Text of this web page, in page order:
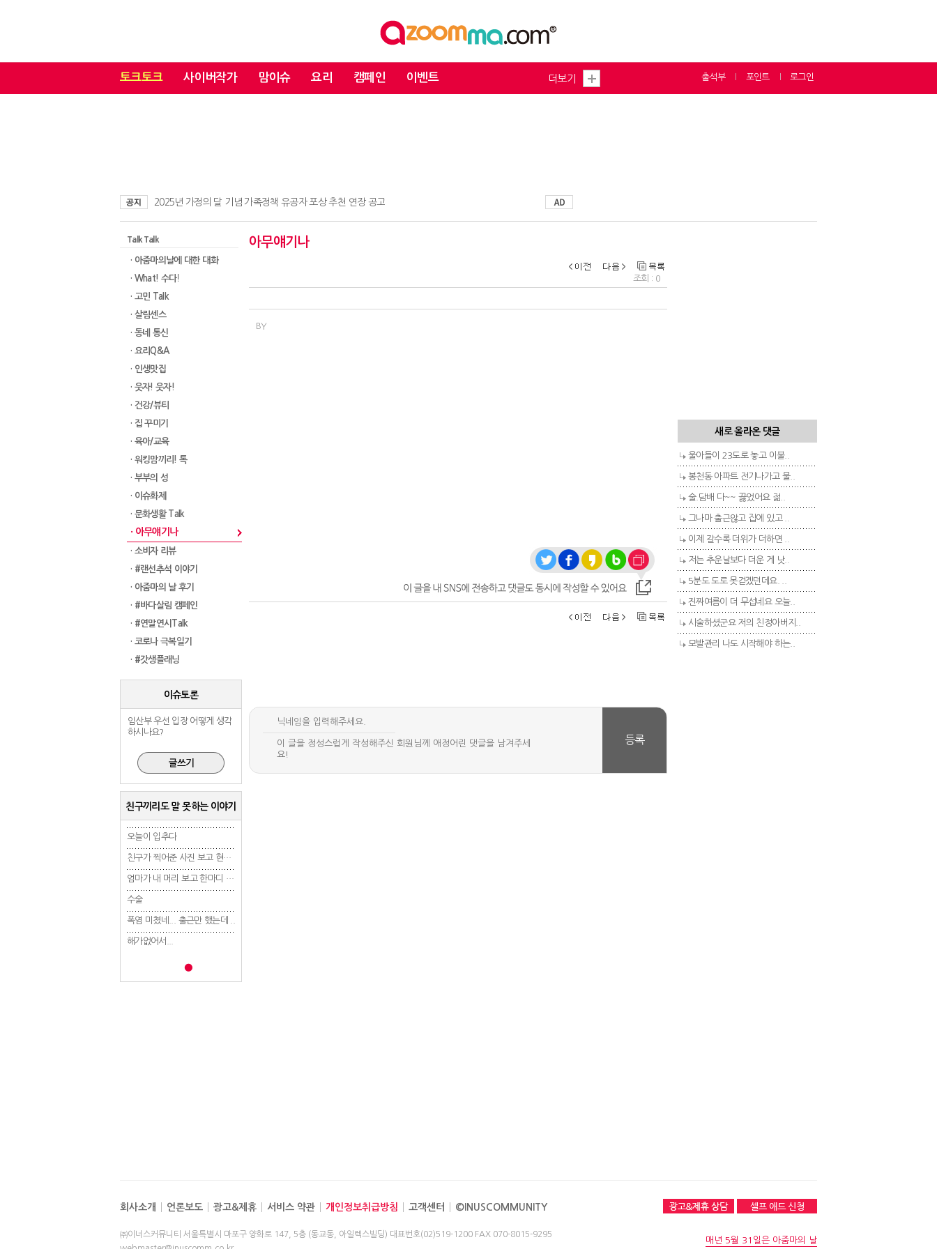
토크토크 사이버작가 맘이슈 요리 캠페인 이벤트 더보기 로그인
포인트
출석부
2025년 가정의 달 기념 가족정책 유공자 포상 추천 연장 공고
Talk Talk
· 아줌마의날에 대한 대화​
· What! 수다!
· 고민 Talk
· 살림센스
· 동네 통신
· 요리Q&A
· 인생맛집
· 웃자! 웃자!
· 건강/뷰티
· 집 꾸미기
· 육아/교육
· 워킹맘끼리! 톡
· 부부의 성
· 이슈화제
· 문화생활 Talk
· 아무얘기나
· 소비자 리뷰
· #랜선추석 이야기
· 아줌마의 날 후기
· #바다살림 캠페인
· #연말연시Talk
· 코로나 극복일기
· #갓생플래닝
이슈토론
임산부 우선 입장 어떻게 생각
하시나요?
친구끼리도 말 못하는 이야기
오늘이 입추다
친구가 찍어준 사진 보고 현타 겁..
엄마가 내 머리 보고 한마디 했는..
수술
폭염 미쳤네... 출근만 했는데 ..
해가없어서...
아무얘기나
조회 : 0
BY
등록
새로 올라온 댓글
울아들이 23도로 놓고 이불..
봉천동 아파트 전기나가고 물..
술.담배 다~~ 끓었어요 젊..
그나마 출근않고 집에 있고 ..
이제 갈수록 더위가 더하면 ..
저는 추운날보다 더운 게 낫..
5분도 도로 못걷겠던데요. ..
진짜여름이 더 무섭네요 오늘..
시술하셨군요 저의 친정아버지..
모발관리 나도 시작해야 하는..
회사소개 언론보도 광고&제휴 서비스 약관 개인정보취급방침 고객센터 ©INUSCOMMUNITY
㈜이너스커뮤니티 서울특별시 마포구 양화로 147, 5층 (동교동, 아일렉스빌딩) 대표번호(02)519-1200 FAX 070-8015-9295
매년 5월 31일은 아줌마의 날